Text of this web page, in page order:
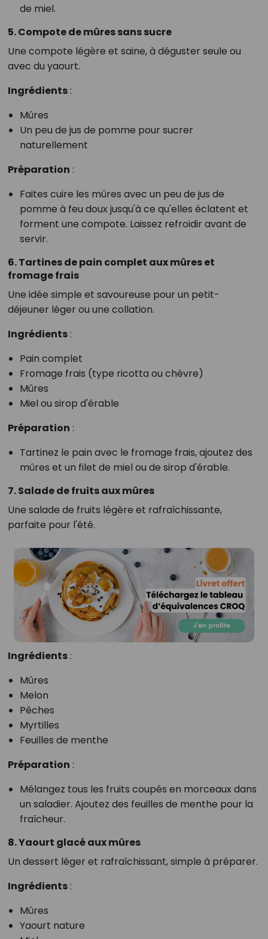
de miel.
5. Compote de mûres sans sucre
Une compote légère et saine, à déguster seule ou
avec du yaourt.
Ingrédients:
Mûres
Un peu de jus de pomme pour sucrer
naturellement
Préparation :
Faites cuire les mûres avec un peu de jus de
pomme à feu doux jusqu'à ce qu'elles éclatent et
forment une compote. Laissez refroidir avant de
servir.
6. Tartines de pain complet aux mûres et
fromage frais
Une idée simple et savoureuse pour un petit-
déjeuner léger ou une collation.
Ingrédients:
Pain complet
Fromage frais (type ricotta ou chèvre)
Mûres
Miel ou sirop d'érable
Préparation :
Tartinez le pain avec le fromage frais, ajoutez des
mûres et un filet de miel ou de sirop d'érable.
7. Salade de fruits aux mûres
Une salade de fruits légère et rafraîchissante,
parfaite pour l'été.
Ingrédients:
Mûres
Melon
Pêches
Myrtilles
Feuilles de menthe
Préparation :
Mélangez tous les fruits coupés en morceaux dans
un saladier. Ajoutez des feuilles de menthe pour la
fraîcheur.
8. Yaourt glacé aux mûres
Un dessert léger et rafraîchissant, simple à préparer.
Ingrédients:
Mûres
Yaourt nature